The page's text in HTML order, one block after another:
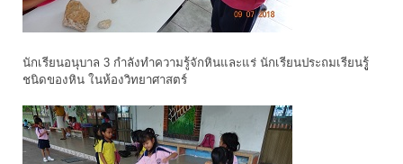
นักเรียนอนุบาล 3 กำลังทำความรู้จักหินและแร่ นักเรียนประถมเรียนรูู้
ชนิดของหิน ในห้องวิทยาศาสตร์